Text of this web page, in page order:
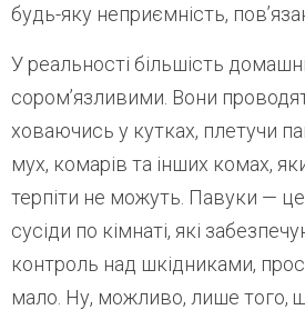
будь-яку неприємність,
У реальності більшість
сором’язливими. Вони
ховаючись у кутках, плетучи
мух, комарів та інших комах,
терпіти не можуть. Павуки —
сусіди по кімнаті, які
контроль над шкідниками,
мало. Ну, можливо, лише того,